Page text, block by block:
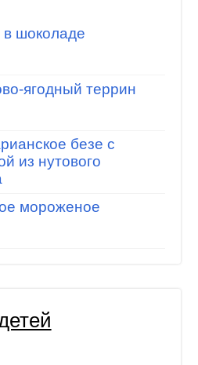
шоколаде
ягодный террин
безе с
из нутового
мороженое